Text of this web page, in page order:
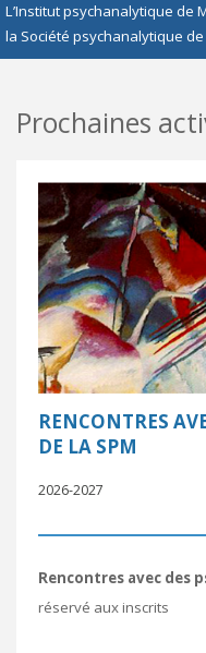
L’Institut psychanalytique de
la Société psychanalytique
Prochaines
RENCONTRES
DE LA SPM
2026-2027
Rencontres avec des
réservé aux inscrits